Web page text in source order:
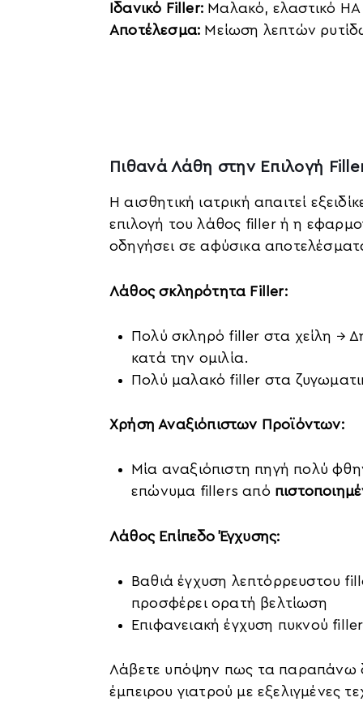
Ιδανικό Filler: Μαλακό, ελαστικό HA
Αποτέλεσμα: Μείωση λεπτών
Πιθανά Λάθη στην Επιλογή
Η αισθητική ιατρική απαιτεί
επιλογή του λάθος filler ή η
οδηγήσει σε αφύσικα
Λάθος σκληρότητα Filler:
Πολύ σκληρό filler στα χείλη →
κατά την ομιλία.
Πολύ μαλακό filler στα
Χρήση Αναξιόπιστων Προϊόντων:
Μία αναξιόπιστη πηγή πολύ
επώνυμα fillers από
Λάθος Επίπεδο Έγχυσης:
Βαθιά έγχυση λεπτόρρευστου
προσφέρει ορατή βελτίωση
Επιφανειακή έγχυση πυκνού
Λάβετε υπόψην πως τα παραπάνω
έμπειρου γιατρού με εξελιγμένες